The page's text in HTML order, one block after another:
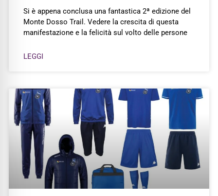
Si è appena conclusa una fantastica 2ª edizione del
Monte Dosso Trail. Vedere la crescita di questa
manifestazione e la felicità sul volto delle persone
LEGGI